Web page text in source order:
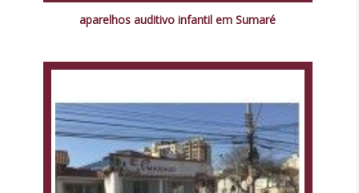
aparelhos auditivo infantil em Sumaré